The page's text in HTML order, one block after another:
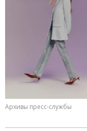
Архивы пресс-службы